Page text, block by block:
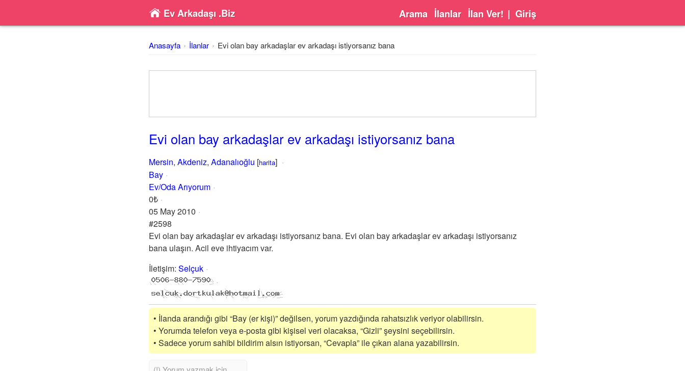
Ev Arkadaşı .Biz Arama İlanlar İlan Ver! | Giriş
Anasayfa İlanlar Evi olan bay arkadaşlar ev arkadaşı istiyorsanız bana
Evi olan bay arkadaşlar ev arkadaşı istiyorsanız bana
Mersin, Akdeniz, Adanalıoğlu [harita]
Bay
Ev/Oda Arıyorum
0₺
05 May 2010
#2598
Evi olan bay arkadaşlar ev arkadaşı istiyorsanız bana. Evi olan bay arkadaşlar ev arkadaşı istiyorsanız
bana ulaşın. Acil eve ihtiyacım var.
İletişim: Selçuk
• İlanda arandığı gibi “Bay (er kişi)” değilsen, yorum yazdığında rahatsızlık veriyor olabilirsin.
• Yorumda telefon veya e-posta gibi kişisel veri olacaksa, “Gizli” şeysini seçebilirsin.
• Sadece yorum sahibi bildirim alsın istiyorsan, “Cevapla” ile çıkan alana yazabilirsin.